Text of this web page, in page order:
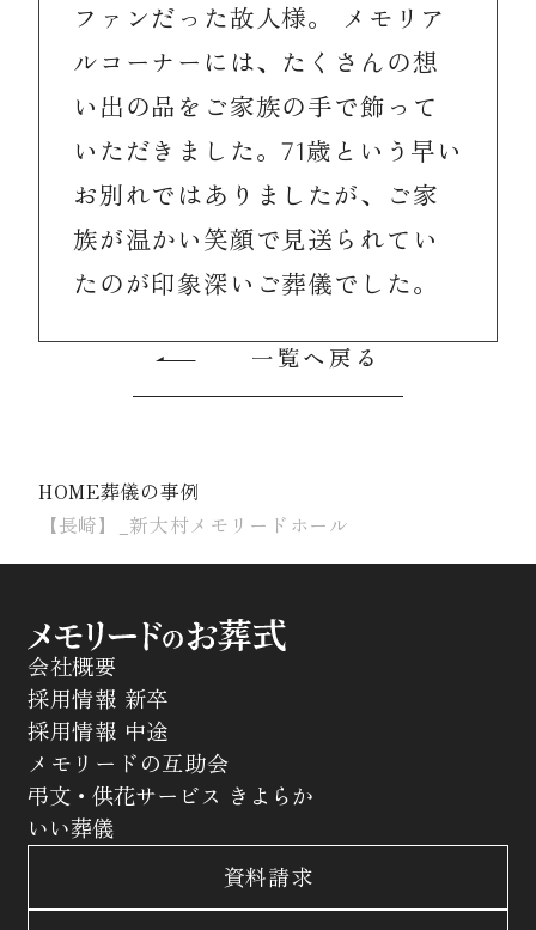
ファンだった故人様。 メモリア
ルコーナーには、たくさんの想
い出の品をご家族の手で飾って
いただきました。71歳という早い
お別れではありましたが、ご家
族が温かい笑顔で見送られてい
たのが印象深いご葬儀でした。
一覧へ戻る
HOME葬儀の事例
【長崎】_新大村メモリードホール
会社概要
採用情報 新卒
採用情報 中途
メモリードの互助会
弔文・供花サービス きよらか
いい葬儀
資料請求